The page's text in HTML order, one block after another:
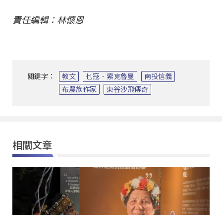
責任編輯：林懷恩
關鍵字： 教文 乜寇．索克魯曼
南投信義
布農族作家
東谷沙飛傳奇
相關文章